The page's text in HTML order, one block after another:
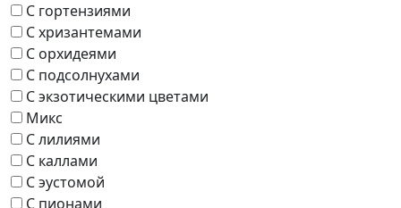
С гортензиями
С хризантемами
С орхидеями
С подсолнухами
С экзотическими цветами
Микс
С лилиями
С каллами
С эустомой
С пионами